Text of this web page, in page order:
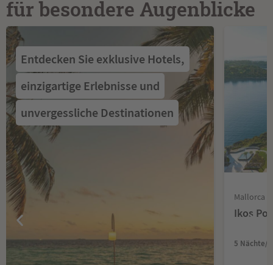
für besondere Augenblicke
Entdecken Sie exklusive Hotels,
einzigartige Erlebnisse und
unvergessliche Destinationen
Mallorca
Ikos
5 Nächte/